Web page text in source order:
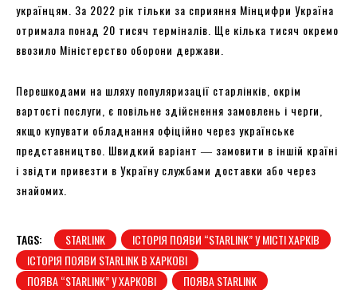
українцям. За 2022 рік тільки за сприяння Мінцифри Україна
отримала понад 20 тисяч терміналів. Ще кілька тисяч окремо
ввозило Міністерство оборони держави.
Перешкодами на шляху популяризації старлінків, окрім
вартості послуги, є повільне здійснення замовлень і черги,
якщо купувати обладнання офіційно через українське
представництво. Швидкий варіант ― замовити в іншій країні
і звідти привезти в Україну службами доставки або через
знайомих.
TAGS: STARLINK
ІСТОРІЯ ПОЯВИ “STARLINK” У МІСТІ ХАРКІВ
ІСТОРІЯ ПОЯВИ STARLINK В ХАРКОВІ
ПОЯВА “STARLINK” У ХАРКОВІ
ПОЯВА STARLINK